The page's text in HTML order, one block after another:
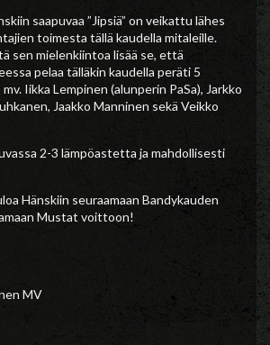
saapuvaa ”Jipsiä” on veikattu lähes
toimesta tällä kaudella mitaleille.
sen mielenkiintoa lisää se, että
pelaa tälläkin kaudella peräti 5
Iikka Lempinen (alunperin PaSa), Jarkko
Jaakko Manninen sekä Veikko
2-3 lämpöastetta ja mahdollisesti
Hänskiin seuraamaan Bandykauden
Mustat voittoon!
MV